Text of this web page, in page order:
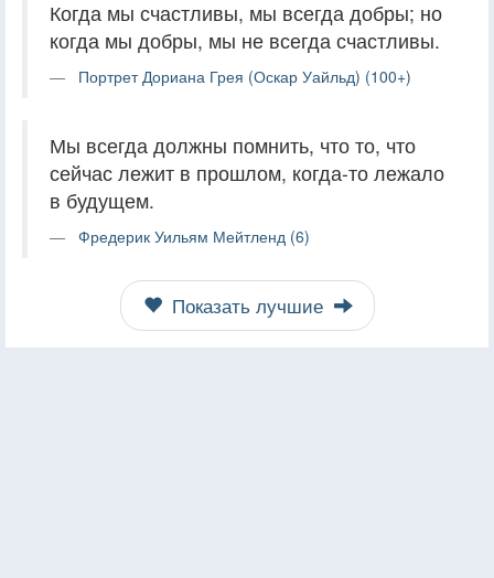
Когда мы счастливы, мы всегда добры; но
когда мы добры, мы не всегда счастливы.
Портрет Дориана Грея (Оскар Уайльд) (100+)
Мы всегда должны помнить, что то, что
сейчас лежит в прошлом, когда-то лежало
в будущем.
Фредерик Уильям Мейтленд (6)
Показать лучшие